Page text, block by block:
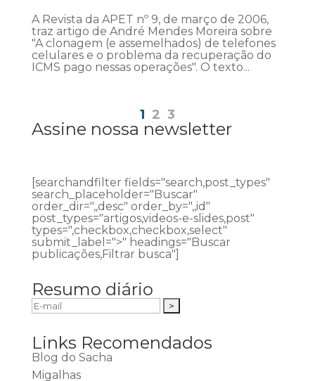
A Revista da APET nº 9, de março de 2006,
traz artigo de André Mendes Moreira sobre
"A clonagem (e assemelhados) de telefones
celulares e o problema da recuperação do
ICMS pago nessas operações". O texto...
1 2 3
Assine nossa newsletter
[searchandfilter fields="search,post_types"
search_placeholder="Buscar"
order_dir=",,desc" order_by=",,id"
post_types="artigos,videos-e-slides,post"
types=",checkbox,checkbox,select"
submit_label=">" headings="Buscar
publicações,Filtrar busca"]
Resumo diário
Links Recomendados
Blog do Sacha
Migalhas